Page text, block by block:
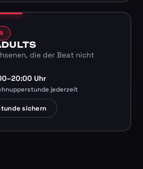
die der Beat nicht
Uhr
jederzeit
sichern